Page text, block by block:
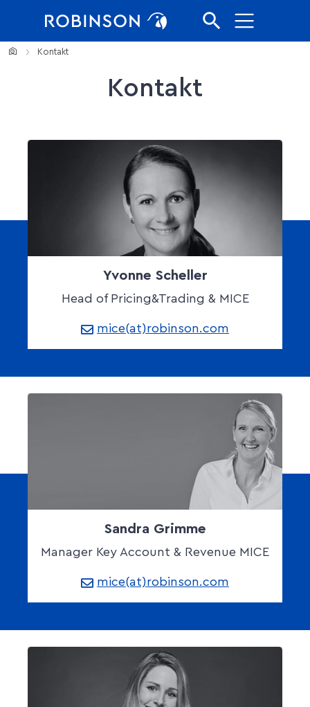
HomeKontakt
Kontakt
Yvonne Scheller
Head of Pricing&Trading & MICE
mice(at)robinson.com
Sandra Grimme
Manager Key Account & Revenue MICE
mice(at)robinson.com